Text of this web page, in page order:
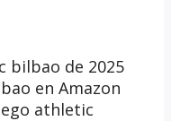
bilbao de 2025
en Amazon
athletic